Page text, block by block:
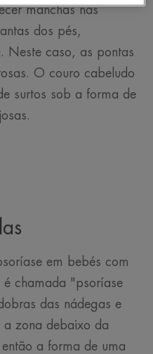
manchas nas
dos pés,
Neste caso, as pontas
O couro cabeludo
surtos sob a forma de
em bebés com
é chamada "psoríase
das nádegas e
a zona debaixo da
a forma de uma